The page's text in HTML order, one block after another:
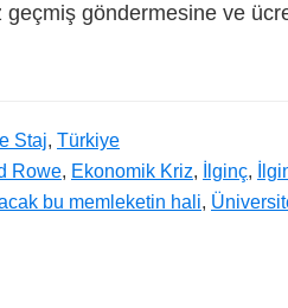
göndermesine ve
Staj, Türkiye
Rowe, Ekonomik Kriz, İlginç,
bu memleketin hali,